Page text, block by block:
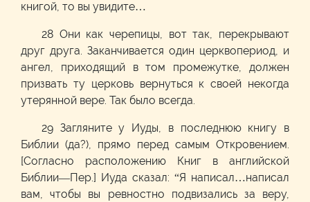
книгой, то вы увидите…
28 Они как черепицы, вот так, перекрывают
друг друга. Заканчивается один церквопериод, и
ангел, приходящий в том промежутке, должен
призвать ту церковь вернуться к своей некогда
утерянной вере. Так было всегда.
29 Загляните у Иуды, в последнюю книгу в
Библии (да?), прямо перед самым Откровением.
[Согласно расположению Книг в английской
Библии—Пер.] Иуда сказал: “Я написал…написал
вам, чтобы вы ревностно подвизались за веру,